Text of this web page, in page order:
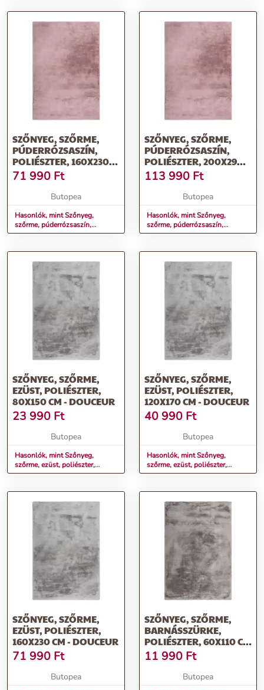
SZŐNYEG, SZŐRME,
PÚDERRÓZSASZÍN,
POLIÉSZTER, 160X230
CM - DOUCEUR
71 990 Ft
Butopea
Hasonlók, mint Szőnyeg,
szőrme, púderrózsaszín,
poliészter, 160x230 cm -
SZŐNYEG, SZŐRME,
PÚDERRÓZSASZÍN,
POLIÉSZTER, 200X290
CM - DOUCEUR
113 990 Ft
Butopea
Hasonlók, mint Szőnyeg,
szőrme, púderrózsaszín,
poliészter, 200x290 cm -
SZŐNYEG, SZŐRME,
EZÜST, POLIÉSZTER,
80X150 CM - DOUCEUR
23 990 Ft
Butopea
Hasonlók, mint Szőnyeg,
szőrme, ezüst, poliészter,
80x150 cm - DOUCEUR
SZŐNYEG, SZŐRME,
EZÜST, POLIÉSZTER,
120X170 CM - DOUCEUR
40 990 Ft
Butopea
Hasonlók, mint Szőnyeg,
szőrme, ezüst, poliészter,
120x170 cm - DOUCEUR
SZŐNYEG, SZŐRME,
EZÜST, POLIÉSZTER,
160X230 CM - DOUCEUR
71 990 Ft
Butopea
SZŐNYEG, SZŐRME,
BARNÁSSZÜRKE,
POLIÉSZTER, 60X110 CM
- DOUCEUR
11 990 Ft
Butopea